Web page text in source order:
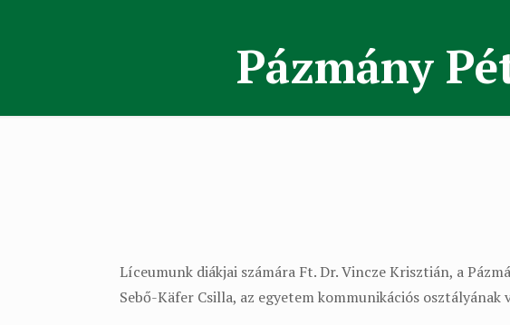
Pázmány
Líceumunk diákjai számára Ft. Dr. Vincze Krisztián, a
Sebő-Käfer Csilla, az egyetem kommunikációs